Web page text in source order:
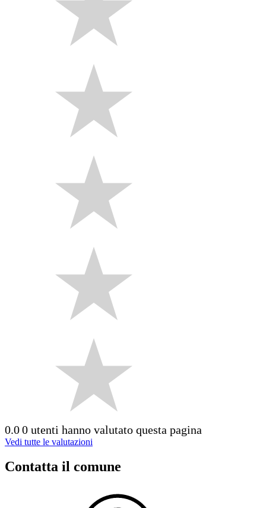
0.00 utenti hanno valutato questa pagina
Vedi tutte le valutazioni
Contatta il comune